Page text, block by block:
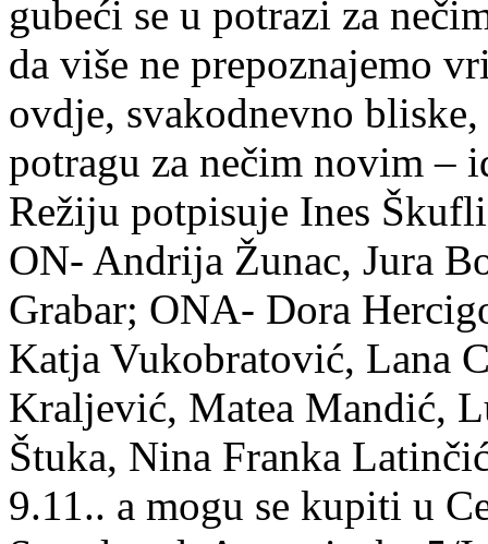
gubeći se u potrazi za
da više ne prepoznajemo
ovdje, svakodnevno
potragu za nečim novim –
Režiju potpisuje Ines
ON- Andrija Žunac, Jura
Grabar; ONA- Dora
Katja Vukobratović, Lana
Kraljević, Matea Mandić,
Štuka, Nina Franka
9.11.. a mogu se kupiti u